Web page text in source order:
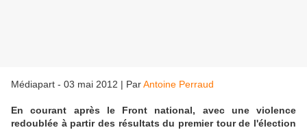
Médiapart - 03 mai 2012 | ParAntoine Perraud
En courant après le Front national, avec une violence
redoublée à partir des résultats du premier tour de l'élection